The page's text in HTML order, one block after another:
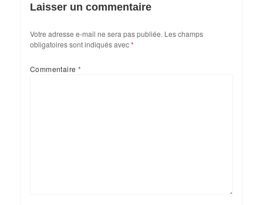
Laisser un commentaire
Votre adresse e-mail ne sera pas publiée. Les champs
obligatoires sont indiqués avec*
Commentaire*